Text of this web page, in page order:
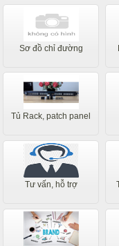
Sơ đồ chỉ đường
Tủ Rack, patch panel
Tư vấn, hỗ trợ